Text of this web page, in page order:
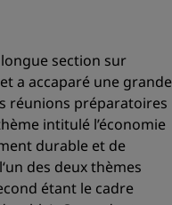
section sur
a accaparé une grande
réunions préparatoires
intitulé l’économie
durable et de
des deux thèmes
étant le cadre